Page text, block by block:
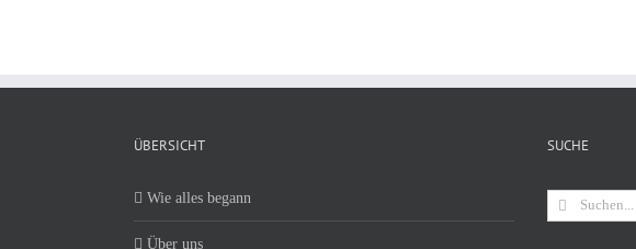
ÜBERSICHT
Wie alles begann
Über uns
SUCHE
Suche